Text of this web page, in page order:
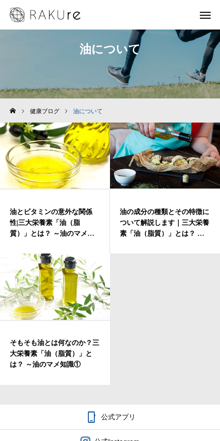
油について
健康ブログ 油について
油とビタミンの意外な関係
性|三大栄養素「油（脂
質）」とは？ ～油のマメ知
油の成分の種類とその特徴に
ついて解説します｜三大栄養
素「油（脂質）」とは？ ～
そもそも油とは何なのか？三
大栄養素「油（脂質）」と
は？ ～油のマメ知識①
 公式アプリ
お問い合わせ
ホーム
現代の健康・美容環境
サロン施設紹介
施術メニュー
通信販売
会社概要